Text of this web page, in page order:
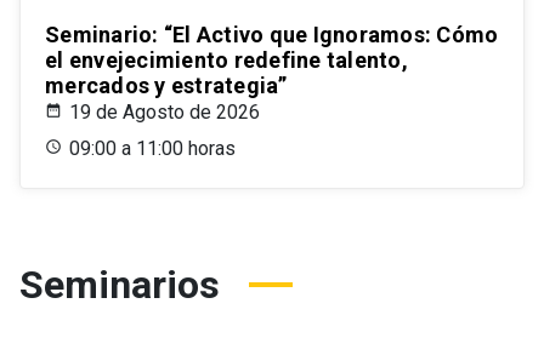
Seminario: “El Activo que Ignoramos: Cómo
el envejecimiento redefine talento,
mercados y estrategia”
19 de Agosto de 2026
09:00 a 11:00 horas
Seminarios